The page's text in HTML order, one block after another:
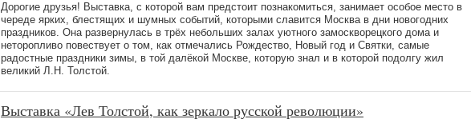
Дорогие друзья! Выставка, с которой вам предстоит познакомиться, занимает особое место в
череде ярких, блестящих и шумных событий, которыми славится Москва в дни новогодних
праздников. Она развернулась в трёх небольших залах уютного замоскворецкого дома и
неторопливо повествует о том, как отмечались Рождество, Новый год и Святки, самые
радостные праздники зимы, в той далёкой Москве, которую знал и в которой подолгу жил
великий Л.Н. Толстой.
Выставка «Лев Толстой, как зеркало русской революции»